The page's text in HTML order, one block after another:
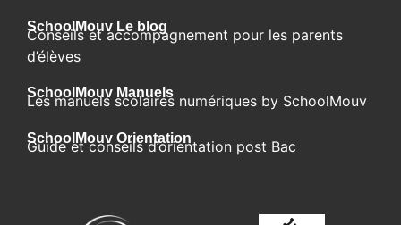
SchoolMouv Le blog​
Conseils et accompagnement pour les parents
d’élèves
SchoolMouv Manuels
Les manuels scolaires numériques by SchoolMouv
SchoolMouv Orientation
Guide et conseils d’orientation post Bac